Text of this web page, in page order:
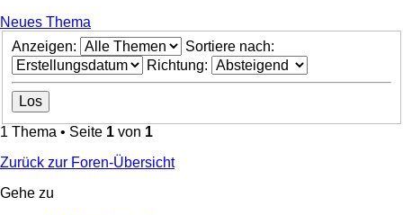
Neues Thema
Anzeigen:
Sortiere nach:
Richtung:
1 Thema • Seite 1 von 1
Zurück zur Foren-Übersicht
Gehe zu